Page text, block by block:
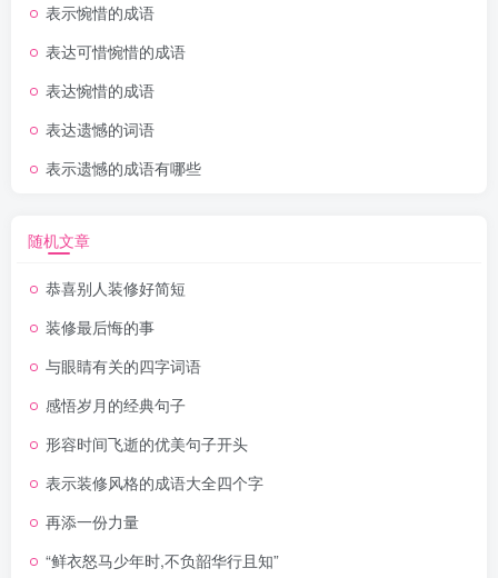
表示惋惜的成语
表达可惜惋惜的成语
表达惋惜的成语
表达遗憾的词语
表示遗憾的成语有哪些
随机文章
恭喜别人装修好简短
装修最后悔的事
与眼睛有关的四字词语
感悟岁月的经典句子
形容时间飞逝的优美句子开头
表示装修风格的成语大全四个字
再添一份力量
“鲜衣怒马少年时,不负韶华行且知”